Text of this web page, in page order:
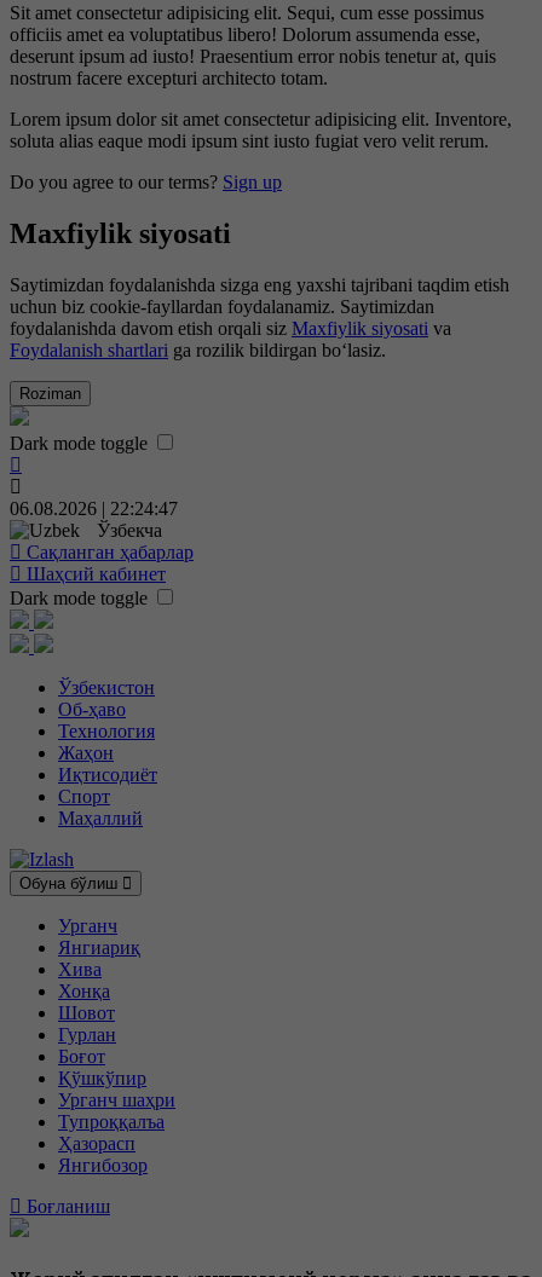
Sit amet consectetur adipisicing elit. Sequi, cum esse possimus
officiis amet ea voluptatibus libero! Dolorum assumenda esse,
deserunt ipsum ad iusto! Praesentium error nobis tenetur at, quis
nostrum facere excepturi architecto totam.
Lorem ipsum dolor sit amet consectetur adipisicing elit. Inventore,
soluta alias eaque modi ipsum sint iusto fugiat vero velit rerum.
Do you agree to our terms? Sign up
Maxfiylik siyosati
Saytimizdan foydalanishda sizga eng yaxshi tajribani taqdim etish
uchun biz cookie-fayllardan foydalanamiz. Saytimizdan
foydalanishda davom etish orqali siz Maxfiylik siyosati va
Foydalanish shartlari ga rozilik bildirgan bo‘lasiz.
Roziman
Dark mode toggle
06.08.2026 | 22:24:48
Ўзбекча
Сақланган ҳабарлар
Шаҳсий кабинет
Dark mode toggle
Ўзбекистон
Об-ҳаво
Технология
Жаҳон
Иқтисодиёт
Спорт
Маҳаллий
Обуна бўлиш
Урганч
Янгиариқ
Хива
Хонқа
Шовот
Гурлан
Боғот
Қўшкўпир
Урганч шаҳри
Тупроққалъа
Ҳазорасп
Янгибозор
Боғланиш